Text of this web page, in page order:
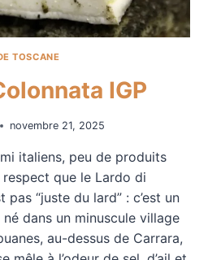
TOSCANE
IGP
novembre 21, 2025
italiens, peu de produits
que le Lardo di
pas “juste du lard” : c’est un
dans un minuscule village
au-dessus de Carrara,